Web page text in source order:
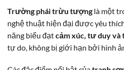
Trường phái trừu tượng là một
nghệ thuật hiện đại được yêu
năng biểu đạtcảm xúc, tư duy và
tự do, không bị giới hạn bởi hình